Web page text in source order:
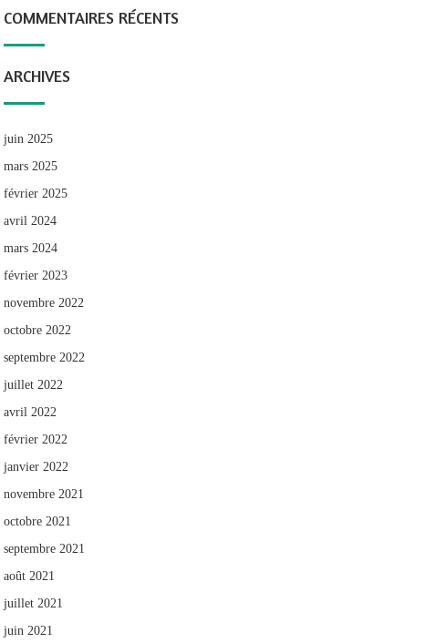
COMMENTAIRES RÉCENTS
ARCHIVES
juin 2025
mars 2025
février 2025
avril 2024
mars 2024
février 2023
novembre 2022
octobre 2022
septembre 2022
juillet 2022
avril 2022
février 2022
janvier 2022
novembre 2021
octobre 2021
septembre 2021
août 2021
juillet 2021
juin 2021